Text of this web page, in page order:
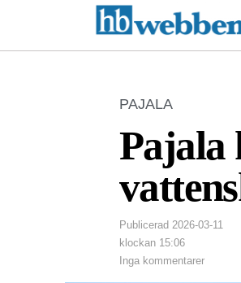
PAJALA
Pajala
Publicerad 2026-03-11
klockan 15:06
Inga kommentarer